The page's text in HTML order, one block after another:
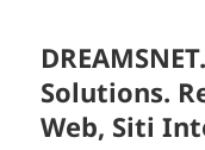
Solutions.
Web, Siti